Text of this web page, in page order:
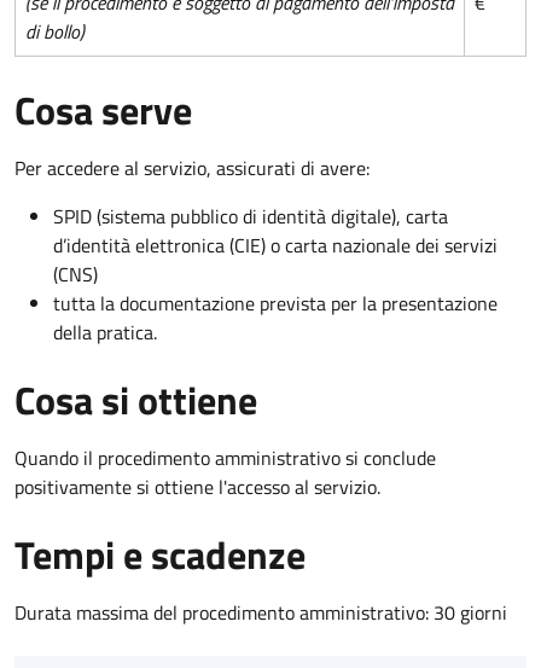
di bollo)
Cosa serve
Per accedere al servizio, assicurati di avere:
SPID (sistema pubblico di identità digitale), carta
d’identità elettronica (CIE) o carta nazionale dei servizi
(CNS)
tutta la documentazione prevista per la presentazione
della pratica.
Cosa si ottiene
Quando il procedimento amministrativo si conclude
positivamente si ottiene l'accesso al servizio.
Tempi e scadenze
Durata massima del procedimento amministrativo: 30 giorni